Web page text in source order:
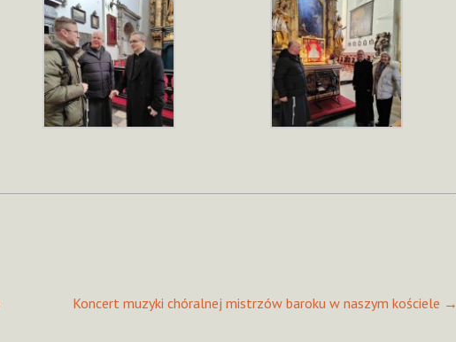
Koncert muzyki chóralnej mistrzów baroku w naszym kościele →